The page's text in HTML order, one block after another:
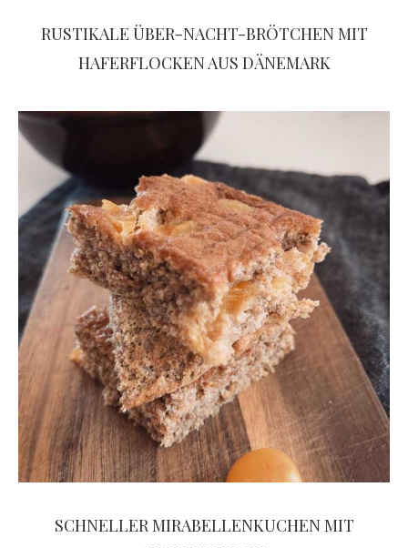
RUSTIKALE ÜBER-NACHT-BRÖTCHEN MIT
HAFERFLOCKEN AUS DÄNEMARK
SCHNELLER MIRABELLENKUCHEN MIT